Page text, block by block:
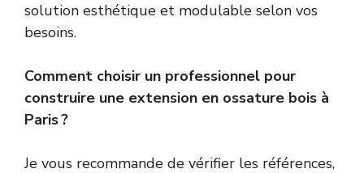
solution esthétique et modulable selon vos
besoins.
Comment choisir un professionnel pour
construire une extension en ossature bois à
Paris ?
Je vous recommande de vérifier les références,